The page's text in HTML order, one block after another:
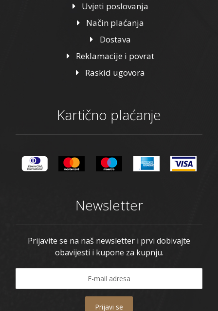
Uvjeti poslovanja
Način plaćanja
Dostava
Reklamacije i povrat
Raskid ugovora
Kartično plaćanje
Newsletter
Prijavite se na naš newsletter i prvi dobivajte
obavijesti i kupone za kupnju.
Prijavi se